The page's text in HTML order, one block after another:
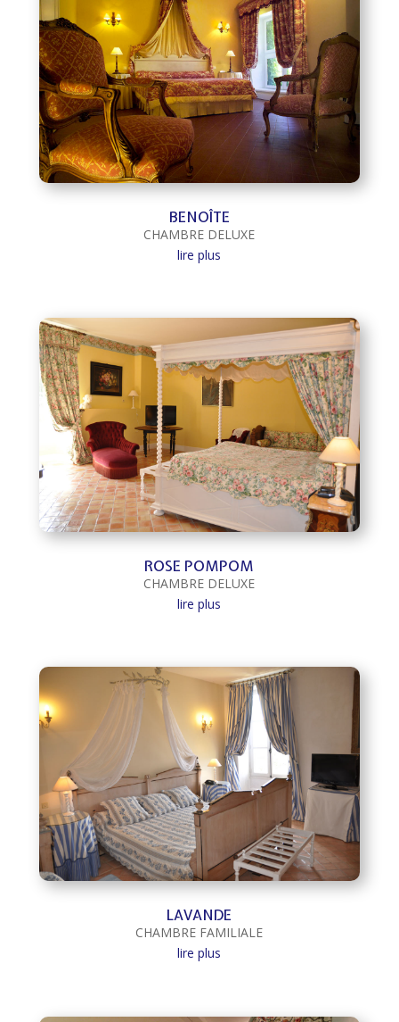
BENOÎTE
CHAMBRE DELUXE
lire plus
ROSE POMPOM
CHAMBRE DELUXE
lire plus
LAVANDE
CHAMBRE FAMILIALE
lire plus